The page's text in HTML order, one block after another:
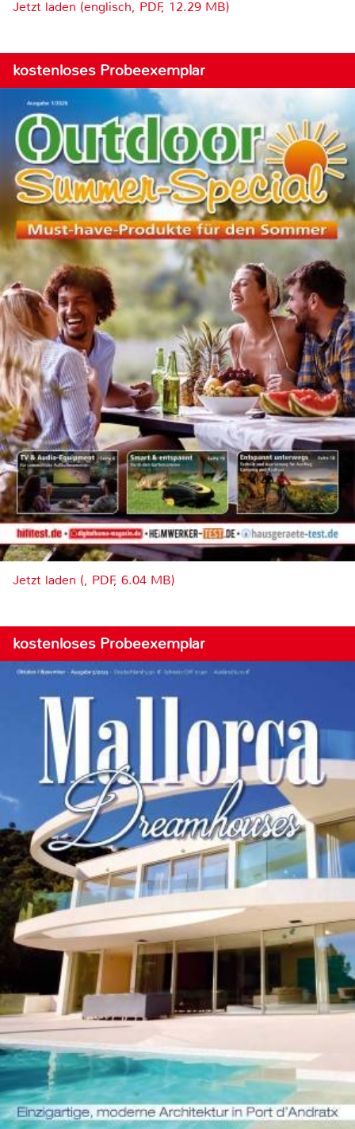
Jetzt laden (englisch, PDF, 12.29 MB)
kostenloses Probeexemplar
Jetzt laden (, PDF, 6.04 MB)
kostenloses Probeexemplar